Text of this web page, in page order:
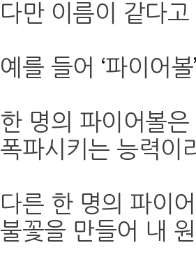
다만 이름이 같다
예를 들어 ‘파이어볼’
한 명의 파이어볼
폭파시키는 능력이
다른 한 명의 파이
불꽃을 만들어 내